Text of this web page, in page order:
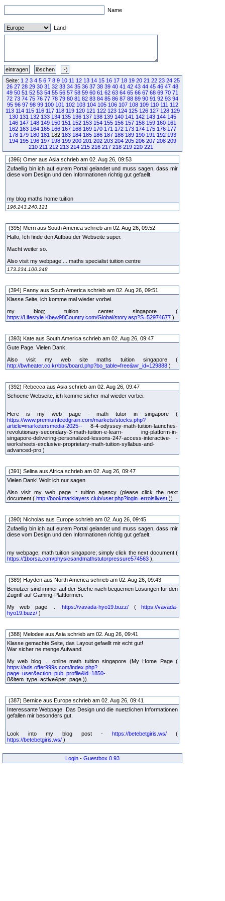
Name
Land
Seite: 1 2 3 4 5 6 7 8 9 10 11 12 13 14 15 16 17 18 19 20 21 22 23 24 25
26 27 28 29 30 31 32 33 34 35 36 37 38 39 40 41 42 43 44 45 46 47 48
49 50 51 52 53 54 55 56 57 58 59 60 61 62 63 64 65 66 67 68 69 70 71
72 73 74 75 76 77 78 79 80 81 82 83 84 85 86 87 88 89 90 91 92 93 94
95 96 97 98 99 100 101 102 103 104 105 106 107 108 109 110 111 112
113 114 115 116 117 118 119 120 121 122 123 124 125 126 127 128 129
130 131 132 133 134 135 136 137 138 139 140 141 142 143 144 145
146 147 148 149 150 151 152 153 154 155 156 157 158 159 160 161
162 163 164 165 166 167 168 169 170 171 172 173 174 175 176 177
178 179 180 181 182 183 184 185 186 187 188 189 190 191 192 193
194 195 196 197 198 199 200 201 202 203 204 205 206 207 208 209
210 211 212 213 214 215 216 217 218 219 220 221
(396) Omer aus Asia schrieb am 02. Aug 26, 09:53
Zufaellig bin ich auf eurem Portal gelandet und muss sagen, dass mir
diese vom Design und den Informationen richtig gut gefaellt.
my blog maths home tuition
196.243.240.121
(395) Merri aus South America schrieb am 02. Aug 26, 09:52
Hallo, Ich finde den Aufbau der Webseite super.
Macht weiter so.
Also visit my webpage ... maths specialist tuition centre
173.234.100.248
(394) Fanny aus South America schrieb am 02. Aug 26, 09:51
Klasse Seite, ich komme mal wieder vorbei.
my blog; tuition center singapore (
https://Lifestyle.Kbew98Country.com/Global/story.asp?S=52974677 )
(393) Kate aus South America schrieb am 02. Aug 26, 09:47
Gute Page. Vielen Dank.
Also visit my web site maths tuition singapore (
http://bwheater.co.kr/bbs/board.php?bo_table=free&wr_id=129888 )
(392) Rebecca aus Asia schrieb am 02. Aug 26, 09:47
Schoene Webseite, ich komme sicher mal wieder vorbei.
Here is my web page - math tutor in singapore (
https://www.premiumfeedgrain.com/markets/stocks.php?
article=marketersmedia-2025-- 8-4-odyssey-math-tuition-launches-
revolutionary-secondary-3-math-tuition-e-learn- ing-platform-in-
singapore-delivering-personalized-lessons-247-access-interactive- -
worksheets-exclusive-proprietary-math-tuition-syllabus-and-
advanced-pro )
(391) Selina aus Africa schrieb am 02. Aug 26, 09:47
Vielen Dank! Wollt ich nur sagen.
Also visit my web page :: tuition agency (please click the next
document ( http://bookmarklayers.club/user.php?login=errolsilvest ))
(390) Nicholas aus Europe schrieb am 02. Aug 26, 09:45
Zufaellig bin ich auf eurem Portal gelandet und muss sagen, dass mir
diese vom Design und den Informationen richtig gut gefaelt.
my webpage; math tuition singapore; simply click the next document (
https://1borsa.com/physicsandmathstutorpressure574563 ),
(389) Hayden aus North America schrieb am 02. Aug 26, 09:43
Benutzer sind immer auf der Suche nach bequemen Lösungen für den
Zugriff auf Gaming-Plattformen.
My web page ...https://vavada-hyo19.buzz/ (https://vavada-
hyo19.buzz/ )
(388) Melodee aus Asia schrieb am 02. Aug 26, 09:41
Klasse gemachte Seite, das Layout gefaellt mir echt gut!
War sicher ne menge Aufwand.
My web blog ... online math tuition singapore (My Home Page (
https://ads.offer999s.com/index.php?
page=user&action=pub_profile&id=1850-
8&item_type=active&per_page ))
(387) Bernice aus Europe schrieb am 02. Aug 26, 09:41
Interessante Webpage. Das Design und die nuetzlichen Informationen
gefallen mir besonders gut.
Look into my blog post - https://betebetgiris.ws/ (
https://betebetgiris.ws/ )
Login - Guestbox 0.93